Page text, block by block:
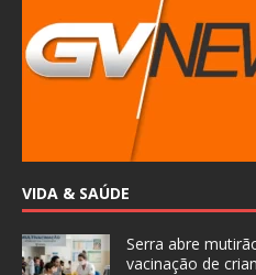
VIDA & SAÚDE
Serra abre
vacinação de